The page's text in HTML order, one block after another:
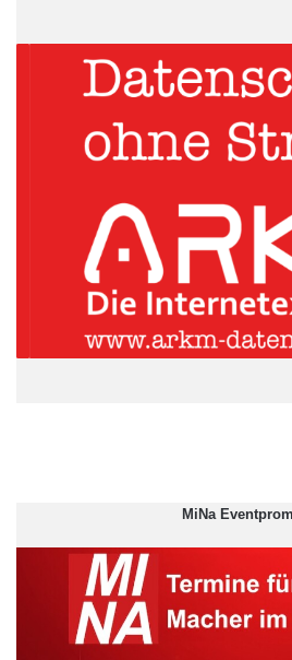
Die Qualität der Versicherungs-
verbunden mit der Substanzkraft
bis vor kurzem kaum
Substanzkraft von Versicherern
heute auf Grund der aktuellen
Entwicklungen
MiNa